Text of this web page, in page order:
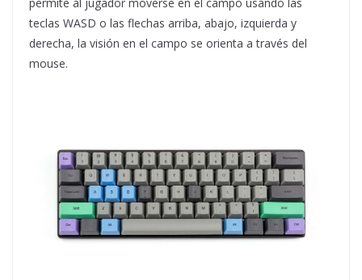
teclas WASD o las flechas arriba, abajo, izquierda y
derecha, la visión en el campo se orienta a través del
mouse.